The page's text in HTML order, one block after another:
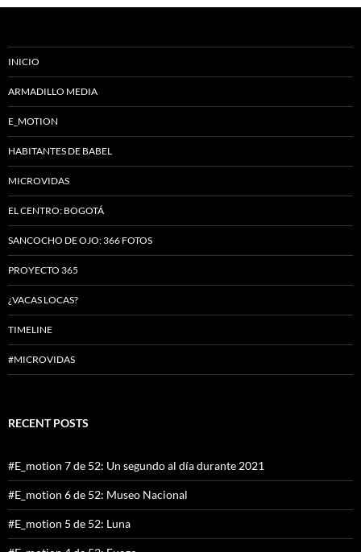
INICIO
ARMADILLO MEDIA
E_MOTION
HABITANTES DE BABEL
MICROVIDAS
EL CENTRO: BOGOTÁ
SANCOCHO DE OJO: 366 FOTOS
PROYECTO 365
¿VACAS LOCAS?
TIMELINE
#MICROVIDAS
RECENT POSTS
#E_motion 7 de 52: Un segundo al día durante 2021
#E_motion 6 de 52: Museo Nacional
#E_motion 5 de 52: Luna